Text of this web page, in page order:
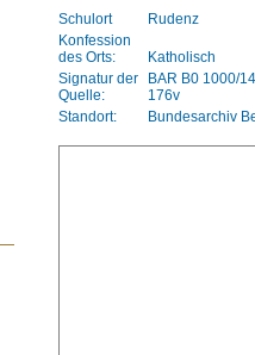
Schulort
Rudenz
Konfession
des Orts:
Katholisch
Signatur der
Quelle:
BAR B0 1000/
176v
Standort:
Bundesarchiv